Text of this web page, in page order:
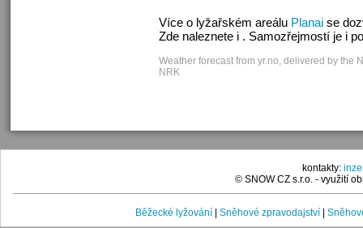
Více o lyžařském areálu Planai se
Zde naleznete i . Samozřejmostí je i
Weather forecast from yr.no, delivered by the
NRK
kontakty:
© SNOW CZ s.r.o. - využití
Běžecké lyžování Sněhové zpravodajství